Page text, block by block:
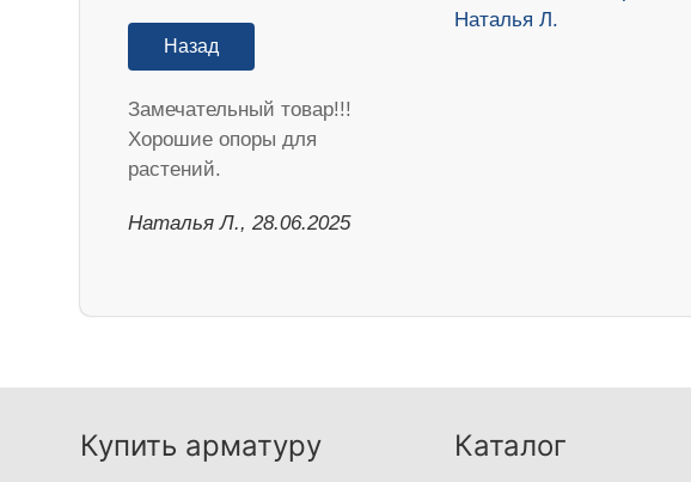
Назад
Замечательный товар!!!
Хорошие опоры для
растений.
Наталья Л., 28.06.2025
Купить арматуру Каталог